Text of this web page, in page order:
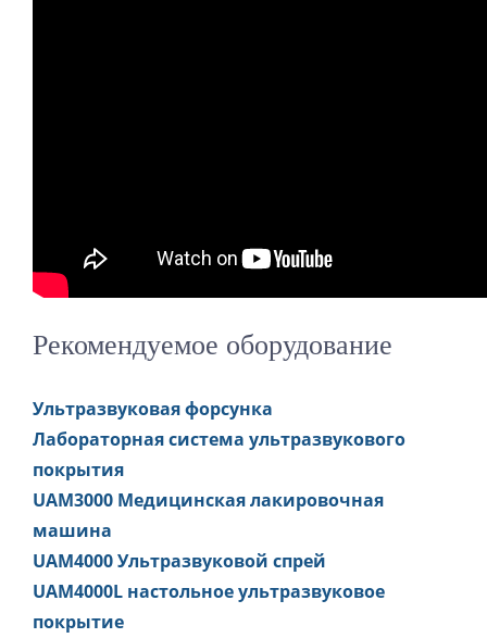
Рекомендуемое оборудование
Ультразвуковая форсунка
Лабораторная система ультразвукового
покрытия
UAM3000 Медицинская лакировочная
машина
UAM4000 Ультразвуковой спрей
UAM4000L настольное ультразвуковое
покрытие